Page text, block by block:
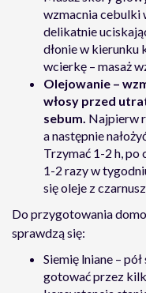
wzmacnia cebulki
delikatnie
dłonie w kierunku
wcierkę – masaż
Olejowanie –
włosy przed
sebum. Najpierw
a następnie
Trzymać 1-2 h, po
1-2 razy w
się oleje z
Do przygotowania
sprawdzą się:
Siemię lniane –
gotować przez